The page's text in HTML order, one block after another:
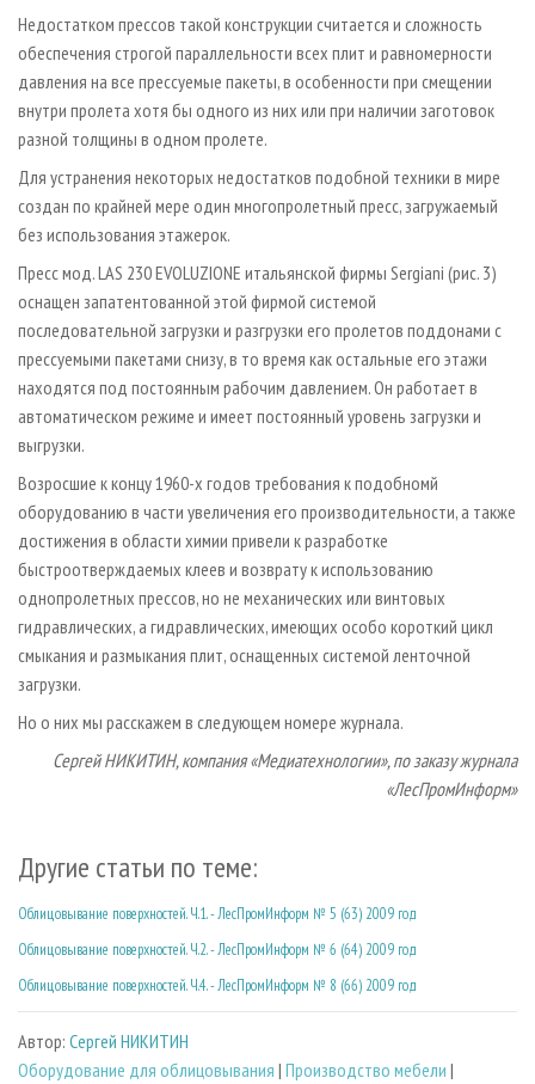
Недостатком прессов такой конструкции считается и сложность
обеспечения строгой параллельности всех плит и равномерности
давления на все прессуемые пакеты, в особенности при смещении
внутри пролета хотя бы одного из них или при наличии заготовок
разной толщины в одном пролете.
Для устранения некоторых недостатков подобной техники в мире
создан по крайней мере один многопролетный пресс, загружаемый
без использования этажерок.
Пресс мод. LAS 230 EVOLUZIONE итальянской фирмы Sergiani (рис. 3)
оснащен запатентованной этой фирмой системой
последовательной загрузки и разгрузки его пролетов поддонами с
прессуемыми пакетами снизу, в то время как остальные его этажи
находятся под постоянным рабочим давлением. Он работает в
автоматическом режиме и имеет постоянный уровень загрузки и
выгрузки.
Возросшие к концу 1960-х годов требования к подобномй
оборудованию в части увеличения его производительности, а также
достижения в области химии привели к разработке
быстроотверждаемых клеев и возврату к использованию
однопролетных прессов, но не механических или винтовых
гидравлических, а гидравлических, имеющих особо короткий цикл
смыкания и размыкания плит, оснащенных системой ленточной
загрузки.
Но о них мы расскажем в следующем номере журнала.
Сергей НИКИТИН, компания «Медиатехнологии», по заказу журнала
«ЛесПромИнформ»
Другие статьи по теме:
Облицовывание поверхностей. Ч.1. - ЛесПромИнформ № 5 (63) 2009 год
Облицовывание поверхностей. Ч.2. - ЛесПромИнформ № 6 (64) 2009 год
Облицовывание поверхностей. Ч.4. - ЛесПромИнформ № 8 (66) 2009 год
Автор: Сергей НИКИТИН
Оборудование для облицовывания | Производство мебели |